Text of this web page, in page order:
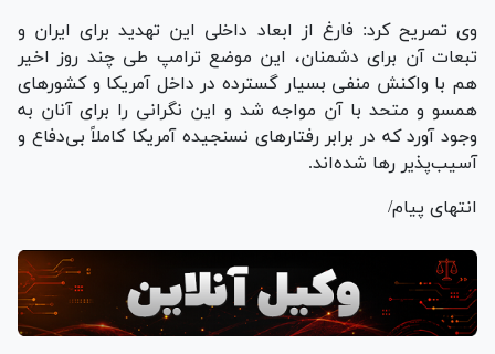
وی تصریح کرد: فارغ از ابعاد داخلی این تهدید برای ایران و
تبعات آن برای دشمنان، این موضع ترامپ طی چند روز اخیر
هم با واکنش منفی بسیار گسترده در داخل آمریکا و کشور‌های
همسو و متحد با آن مواجه شد و این نگرانی را برای آنان به
وجود آورد که در برابر رفتار‌های نسنجیده آمریکا کاملاً بی‌دفاع و
آسیب‌پذیر رها شده‌اند.
انتهای پیام/